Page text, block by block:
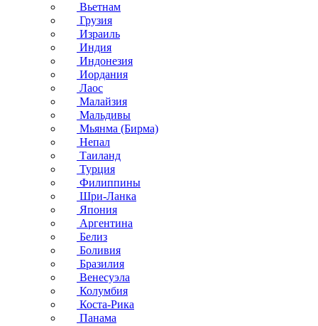
Вьетнам
Грузия
Израиль
Индия
Индонезия
Иордания
Лаос
Малайзия
Мальдивы
Мьянма (Бирма)
Непал
Таиланд
Турция
Филиппины
Шри-Ланка
Япония
Аргентина
Белиз
Боливия
Бразилия
Венесуэла
Колумбия
Коста-Рика
Панама